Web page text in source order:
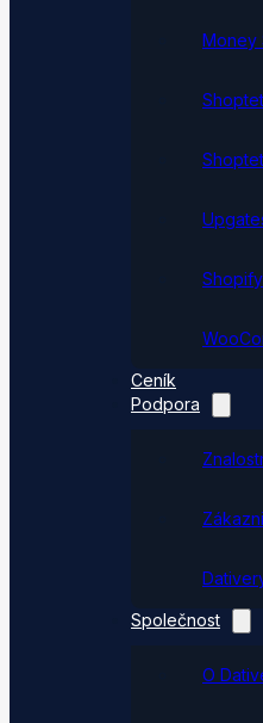
Money
Shoptet
Shopify
Ceník
Podpora
Společnost
O